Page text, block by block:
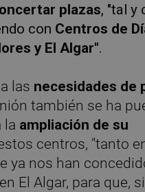
plazas, "tal y
con Centros de
y El Algar".
las necesidades de
también se ha
la ampliación de su
centros, "tanto
ya nos han
El Algar, para que,